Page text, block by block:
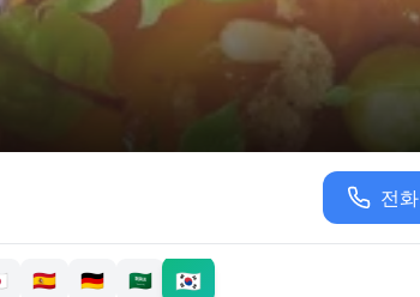
전화
🇪🇸 🇩🇪 🇸🇦 🇰🇷